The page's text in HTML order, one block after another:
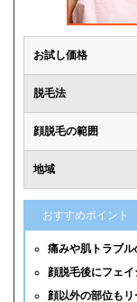
お試し価格
脱毛法
顔脱毛の範囲
地域
おすすめポイント
痛みや肌トラブ
顔脱毛後にフェ
顔以外の部位もリ